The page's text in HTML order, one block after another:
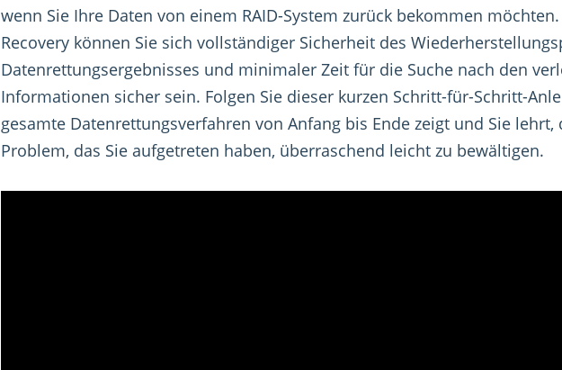
wenn Sie Ihre Daten von einem RAID-System zurück bekommen
Recovery können Sie sich vollständiger Sicherheit des
Datenrettungsergebnisses und minimaler Zeit für die Suche nach den
Informationen sicher sein. Folgen Sie dieser kurzen Schritt-für-Schritt-
gesamte Datenrettungsverfahren von Anfang bis Ende zeigt und Sie lehrt,
Problem, das Sie aufgetreten haben, überraschend leicht zu bewältigen.